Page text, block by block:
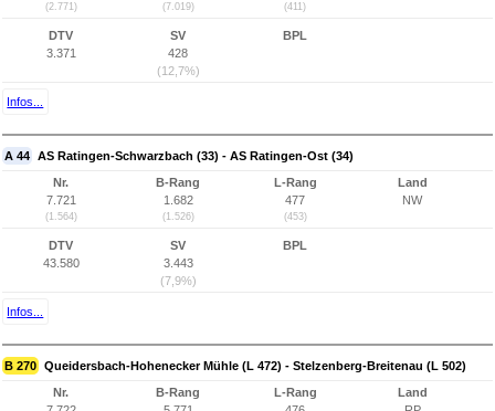
(2.771) (7.019) (411)
DTV
3.371
SV
428
(12,7%)
BPL
Infos...
A 44 AS Ratingen-Schwarzbach (33) - AS Ratingen-Ost (34)
Nr.
7.721
(1.564)
B-Rang
1.682
(1.526)
L-Rang
477
(453)
Land
NW
DTV
43.580
SV
3.443
(7,9%)
BPL
Infos...
B 270 Queidersbach-Hohenecker Mühle (L 472) - Stelzenberg-Breitenau (L 502)
Nr.
B-Rang
L-Rang
Land